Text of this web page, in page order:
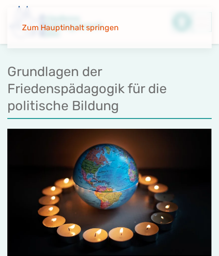
Zum Hauptinhalt springen
Grundlagen der
Friedenspädagogik für die
politische Bildung